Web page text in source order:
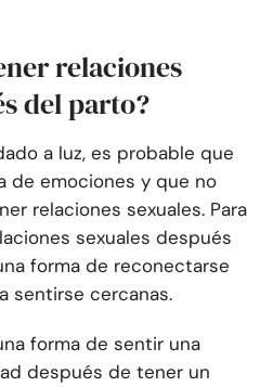
relaciones
del parto?
a luz, es probable que
de emociones y que no
relaciones sexuales. Para
sexuales después
forma de reconectarse
sentirse cercanas.
forma de sentir una
después de tener un